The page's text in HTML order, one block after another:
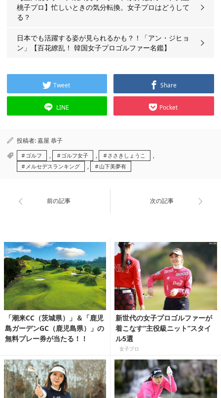
桃子プロ】忙しいときの気分転換。女子プロはどうして
る？
日本でも活躍する姿が見られるかも？！「アン・ジヒョ
ン」【百花繚乱！ 韓国女子プロゴルファー名鑑】
Tweet Share
LINE Pocket
投稿者:嘉屋 恭子
ゴルフ , ゴルフ女子 , ささきしょうこ ,
メルセデスランキング , 山下美夢有
前の記事 次の記事
「潮来CC（茨城県）」＆「鹿児
島ガーデンGC（鹿児島県）」の
無料プレー券が当たる！！
新世代の女子プロゴルファーが
着こなす“主役級ニット”スタイ
ル5選
女子プロ